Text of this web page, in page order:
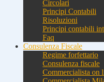
Circolari
Principi Contabili
Risoluzioni
Principi contabili
Faq
Consulenza Fiscale
Regime forfettario
Consulenza fiscale
Commercialista on